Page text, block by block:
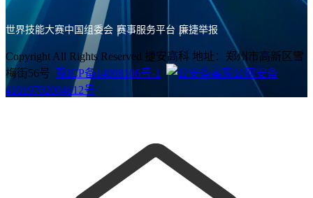
世界技能大赛中国组委会 赛事服务平台 廉捷举报
Copyright All Rights Reserved 捷安高科 地址：郑州市高新区雪
梅街56号 豫ICP备14008106号-1
豫公网安备
41019702004612号